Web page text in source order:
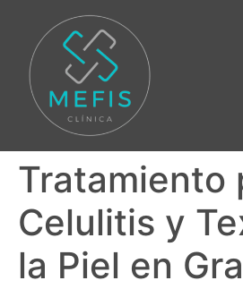
Tratamiento
Celulitis y
la Piel en